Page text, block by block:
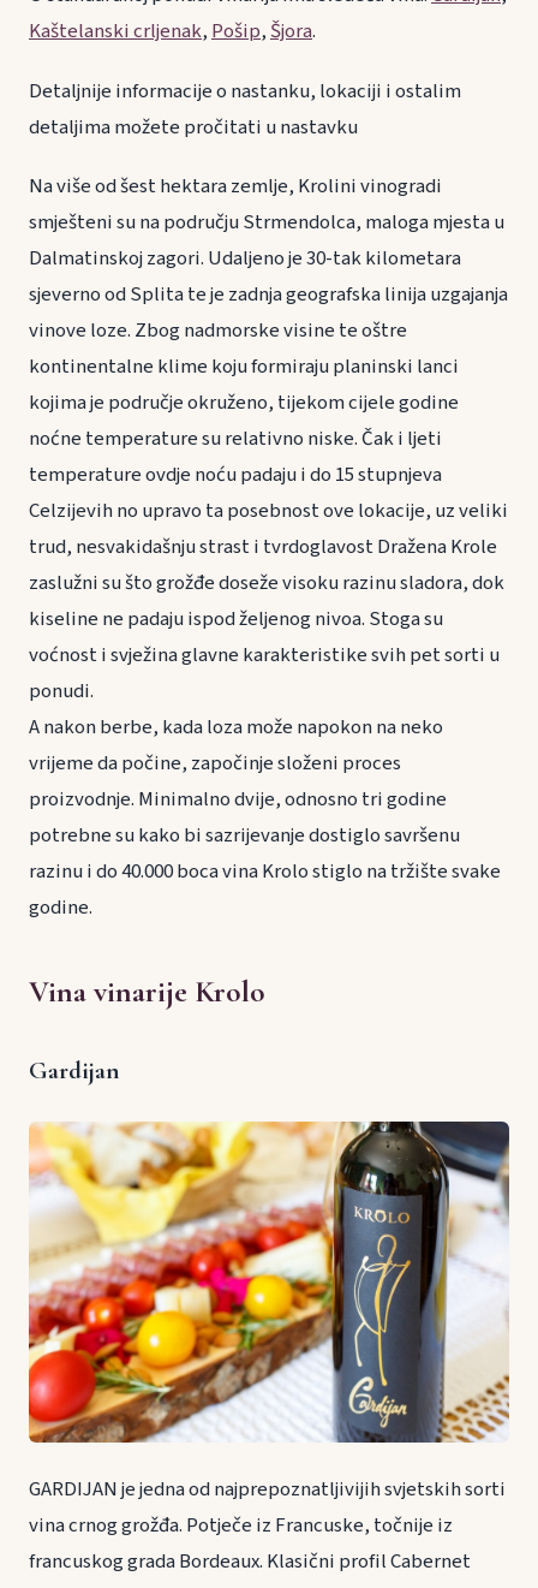
Kaštelanski crljenak,Pošip,Šjora.
Detaljnije informacije o nastanku, lokaciji i ostalim
detaljima možete pročitati u nastavku
Na više od šest hektara zemlje, Krolini vinogradi
smješteni su na području Strmendolca, maloga mjesta u
Dalmatinskoj zagori. Udaljeno je 30-tak kilometara
sjeverno od Splita te je zadnja geografska linija uzgajanja
vinove loze. Zbog nadmorske visine te oštre
kontinentalne klime koju formiraju planinski lanci
kojima je područje okruženo, tijekom cijele godine
noćne temperature su relativno niske. Čak i ljeti
temperature ovdje noću padaju i do 15 stupnjeva
Celzijevih no upravo ta posebnost ove lokacije, uz veliki
trud, nesvakidašnju strast i tvrdoglavost Dražena Krole
zaslužni su što grožđe doseže visoku razinu sladora, dok
kiseline ne padaju ispod željenog nivoa. Stoga su
voćnost i svježina glavne karakteristike svih pet sorti u
ponudi.
A nakon berbe, kada loza može napokon na neko
vrijeme da počine, započinje složeni proces
proizvodnje. Minimalno dvije, odnosno tri godine
potrebne su kako bi sazrijevanje dostiglo savršenu
razinu i do 40.000 boca vina Krolo stiglo na tržište svake
godine.
Vina vinarije Krolo
Gardijan
GARDIJAN je jedna od najprepoznatljivijih svjetskih sorti
vina crnog grožđa. Potječe iz Francuske, točnije iz
francuskog grada Bordeaux. Klasični profil Cabernet